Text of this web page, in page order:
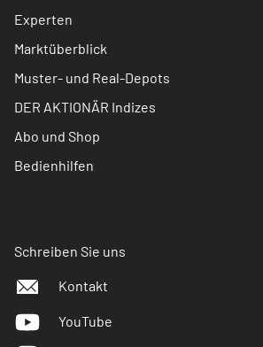
Experten
Marktüberblick
Muster- und Real-Depots
DER AKTIONÄR Indizes
Abo und Shop
Bedienhilfen
Schreiben Sie uns
Kontakt
YouTube